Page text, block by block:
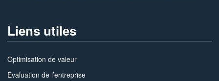
Liens utiles
Optimisation de valeur
Évaluation de l’entreprise